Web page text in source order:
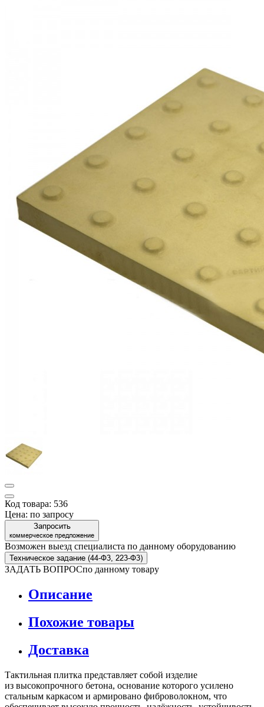
Код товара: 536
Цена: по запросу
Запросить
коммерческое предложение
Возможен выезд специалиста по данному оборудованию
Техническое задание (44-Ф3, 223-Ф3)
ЗАДАТЬ ВОПРОСпо данному товару
Описание
Похожие товары
Доставка
Тактильная плитка представляет собой изделие
из высокопрочного бетона, основание которого усилено
стальным каркасом и армировано фиброволокном, что